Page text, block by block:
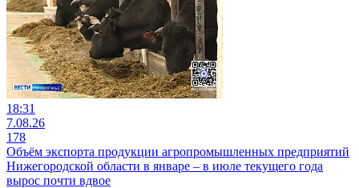
18:31
7.08.26
178
Объём экспорта продукции агропромышленных предприятий
Нижегородской области в январе – в июле текущего года
вырос почти вдвое